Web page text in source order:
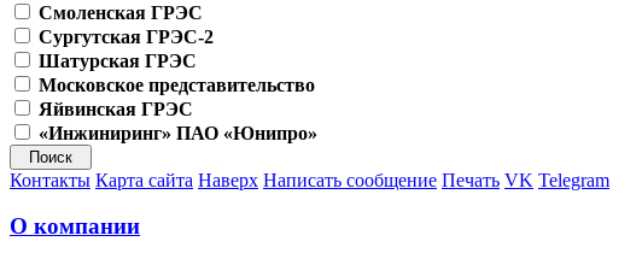
Смоленская ГРЭС
Сургутская ГРЭС-2
Шатурская ГРЭС
Московское представительство
Яйвинская ГРЭС
«Инжиниринг» ПАО «Юнипро»
Контакты Карта сайта Наверх Написать сообщение Печать VK Telegram
О компании